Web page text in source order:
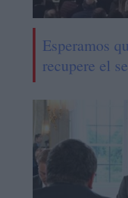
Esperamos
recupere el